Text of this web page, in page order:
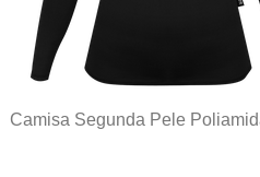
Camisa Segunda Pele